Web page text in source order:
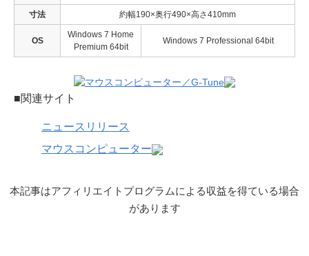
寸法 約幅190×奥行490×高さ410mm
OS
Windows 7 Home
Premium 64bit
Windows 7 Professional 64bit
■関連サイト
ニュースリリース
マウスコンピューター
本記事はアフィリエイトプログラムによる収益を得ている場合
があります